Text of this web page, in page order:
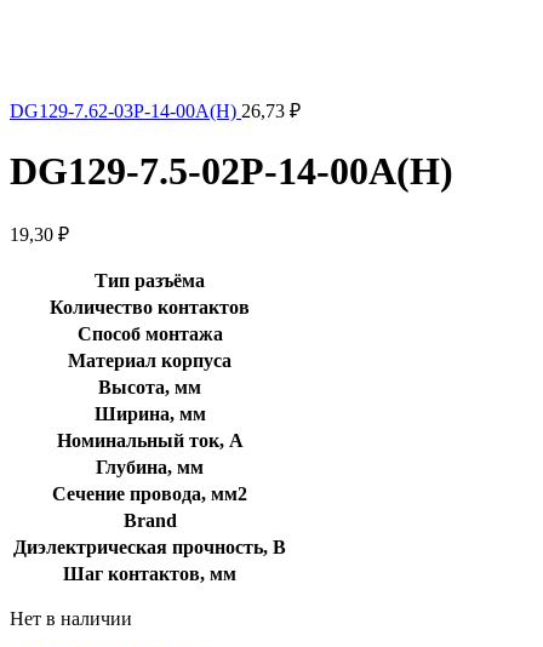
DG129-7.62-03P-14-00A(H) 26,73 ₽
DG129-7.5-02P-14-00A(H)
19,30 ₽
Тип разъёма
Количество контактов
Способ монтажа
Материал корпуса
Высота, мм
Ширина, мм
Номинальный ток, А
Глубина, мм
Сечение провода, мм2
Brand
Диэлектрическая прочность, В
Шаг контактов, мм
Нет в наличии